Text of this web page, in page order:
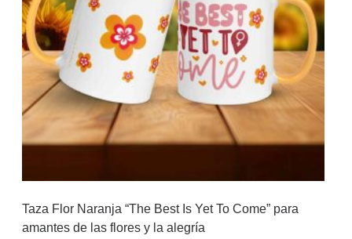
Taza Flor Naranja “The Best Is Yet To Come” para
amantes de las flores y la alegría